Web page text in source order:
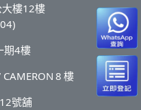
樓12樓
期4樓
8 樓
號舖